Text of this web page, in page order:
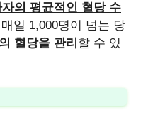
자의 평균적인 혈당 수
일 1,000명이 넘는 당
혈당을 관리 할 수 있